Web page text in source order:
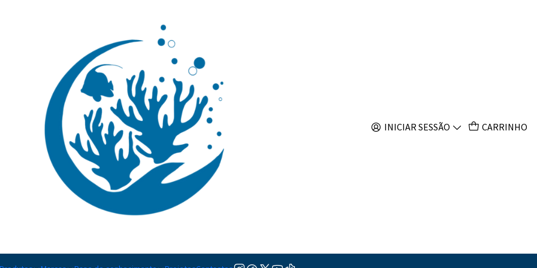
INICIAR SESSÃO CARRINHO
Dendrophylliidae
Ainda não há produtos disponíveis aqui
outras categorias ou usar a barra de pesquisa para encontrar outros produtos.